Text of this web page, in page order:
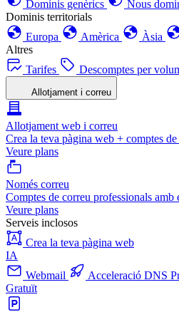
Dominis genèrics Nous
Dominis territorials
Europa
Amèrica Àsia
Altres
Tarifes
Descomptes per
Allotjament i correu
Allotjament web i correu
Crea la teva pàgina web + comptes
Veure plans
Només correu
Comptes de correu professionals
Veure plans
Serveis inclosos
Crea la teva pàgina web
IA
Webmail
Acceleració DNS
Gratuït